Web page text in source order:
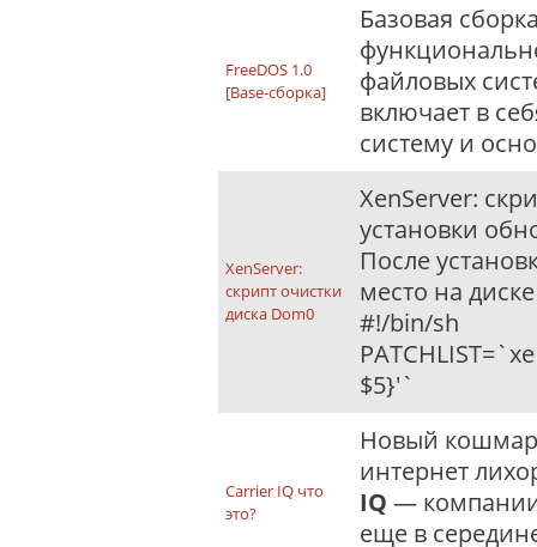
FreeDOS 1.0
[Base-сборка]
Базовая
файловых
включает в
систему и
XenServer:
скрипт очистки
диска Dom0
XenServer:
установки
После
место на
#!/bin/sh
$5}'`
Carrier IQ что
это?
Новый
интернет
IQ —
еще в